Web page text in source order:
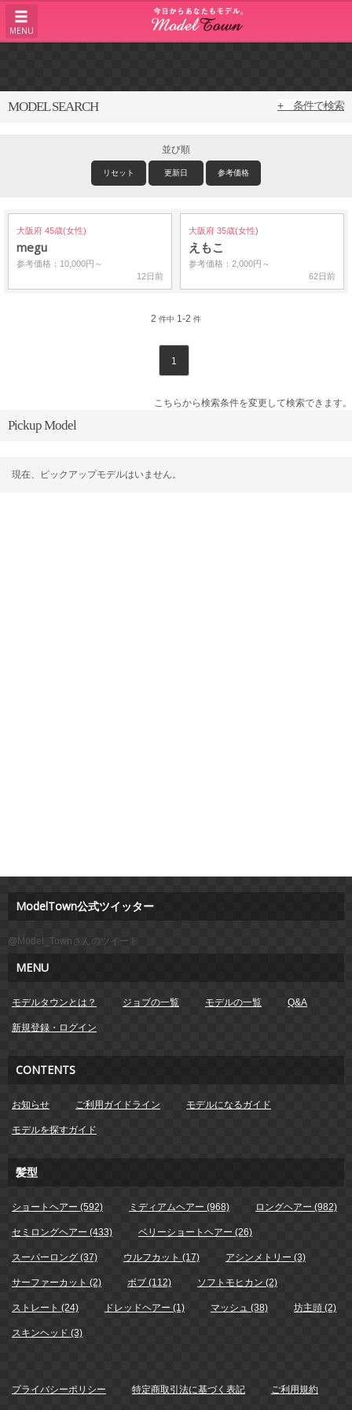
MENU
MODEL SEARCH + 条件で検索
並び順
リセット 更新日 参考価格
大阪府 45歳(女性)
megu
参考価格：10,000円～
12日前
大阪府 35歳(女性)
えもこ
参考価格：2,000円～
62日前
2 件中 1-2 件
1
こちらから検索条件を変更して検索できます。
Pickup Model
現在、ピックアップモデルはいません。
ModelTown公式ツイッター
@Model_Townさんのツイート
MENU
モデルタウンとは？ ジョブの一覧 モデルの一覧 Q&A
新規登録・ログイン
CONTENTS
お知らせ ご利用ガイドライン モデルになるガイド
モデルを探すガイド
髪型
ショートヘアー (592) ミディアムヘアー (968) ロングヘアー (982)
セミロングヘアー (433) ベリーショートヘアー (26)
スーパーロング (37) ウルフカット (17) アシンメトリー (3)
サーファーカット (2) ボブ (112) ソフトモヒカン (2)
ストレート (24) ドレッドヘアー (1) マッシュ (38) 坊主頭 (2)
スキンヘッド (3)
プライバシーポリシー 特定商取引法に基づく表記 ご利用規約